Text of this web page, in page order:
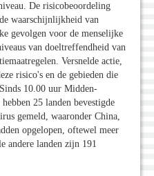
De risicobeoordeling
waarschijnlijkheid van
gevolgen voor de menselijke
van doeltreffendheid van
Versnelde actie,
risico's en de gebieden die
10.00 uur Midden-
25 landen bevestigde
gemeld, waaronder China,
opgelopen, oftewel meer
andere landen zijn 191